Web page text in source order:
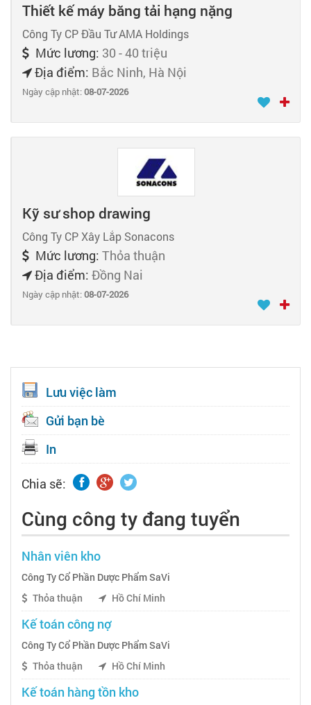
Thiết kế máy băng tải hạng nặng
Công Ty CP Đầu Tư AMA Holdings
Mức lương: 30 - 40 triệu
Địa điểm: Bắc Ninh, Hà Nội
Ngày cập nhật:08-07-2026
Kỹ sư shop drawing
Công Ty CP Xây Lắp Sonacons
Mức lương: Thỏa thuận
Địa điểm: Đồng Nai
Ngày cập nhật:08-07-2026
Lưu việc làm
Gửi bạn bè
In
Chia sẽ:
Cùng công ty đang tuyển
Nhân viên kho
Công Ty Cổ Phần Dược Phẩm SaVi
Thỏa thuận
Hồ Chí Minh
Kế toán công nợ
Công Ty Cổ Phần Dược Phẩm SaVi
Thỏa thuận
Hồ Chí Minh
Kế toán hàng tồn kho